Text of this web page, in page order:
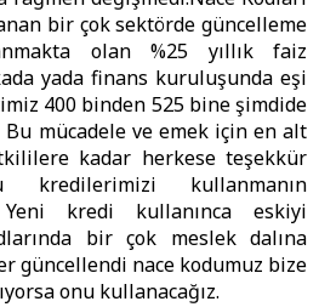
bir çok sektörde güncelleme
olan %25 yıllık faiz
yada finans kuruluşunda eşi
400 binden 525 bine şimdide
Bu mücadele ve emek için en alt
kadar herkese teşekkür
kullanmanın
kredi kullanınca eskiyi
bir çok meslek dalına
güncellendi nace kodumuz bize
onu kullanacağız.